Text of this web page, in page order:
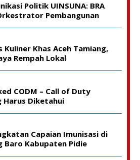
Politik UINSUNA: BRA
Pembangunan
Kuliner Khas Aceh Tamiang,
Rempah Lokal
CODM – Call of Duty
Harus Diketahui
Capaian Imunisasi di
Baro Kabupaten Pidie